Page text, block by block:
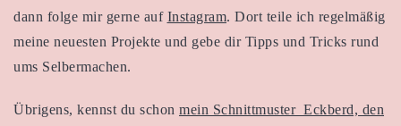
dann folge mir gerne auf Instagram. Dort teile ich regelmäßig
meine neuesten Projekte und gebe dir Tipps und Tricks rund
ums Selbermachen.
Übrigens, kennst du schon mein Schnittmuster Eckberd, den